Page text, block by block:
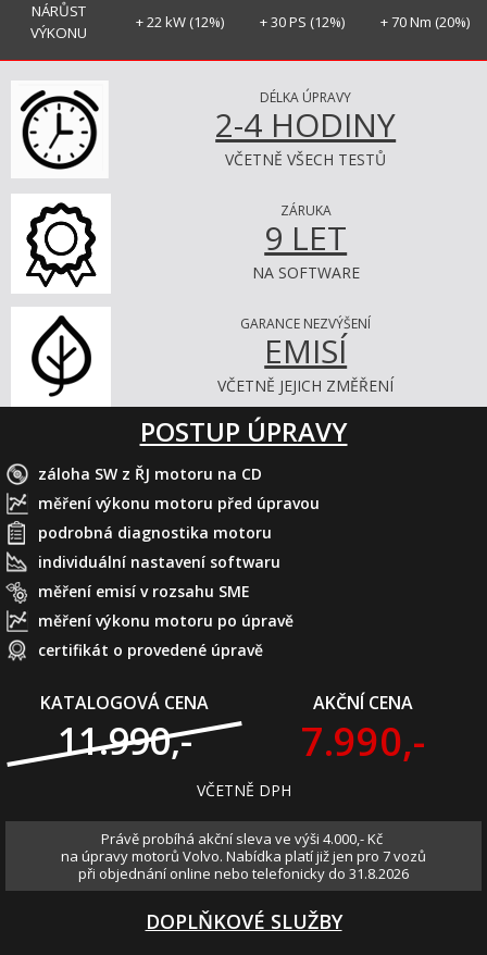
NÁRŮST
VÝKONU
+ 22 kW (12%) + 30 PS (12%) + 70 Nm (20%)
DÉLKA ÚPRAVY
2-4 HODINY
VČETNĚ VŠECH TESTŮ
ZÁRUKA
9 LET
NA SOFTWARE
GARANCE NEZVÝŠENÍ
EMISÍ
VČETNĚ JEJICH ZMĚŘENÍ
POSTUP ÚPRAVY
záloha SW z ŘJ motoru na CD
měření výkonu motoru před úpravou
podrobná diagnostika motoru
individuální nastavení softwaru
měření emisí v rozsahu SME
měření výkonu motoru po úpravě
certifikát o provedené úpravě
KATALOGOVÁ CENA
11.990,-
AKČNÍ CENA
7.990,-
VČETNĚ DPH
Právě probíhá akční sleva ve výši 4.000,- Kč
na úpravy motorů Volvo. Nabídka platí již jen pro 7 vozů
při objednání online nebo telefonicky do 31.8.2026
DOPLŇKOVÉ SLUŽBY